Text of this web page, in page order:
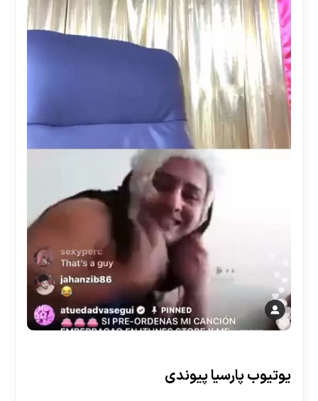
30 تا 50 درصد شارژ هدیه بیشتر فقط با ثبت نام در
هات بت
یوتیوب پارسیا پیوندی